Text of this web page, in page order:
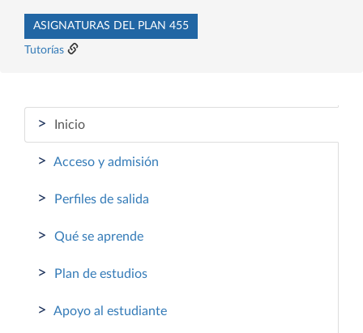
ASIGNATURAS DEL PLAN 455
Tutorías
> Inicio
> Acceso y admisión
> Perfiles de salida
> Qué se aprende
> Plan de estudios
> Apoyo al estudiante